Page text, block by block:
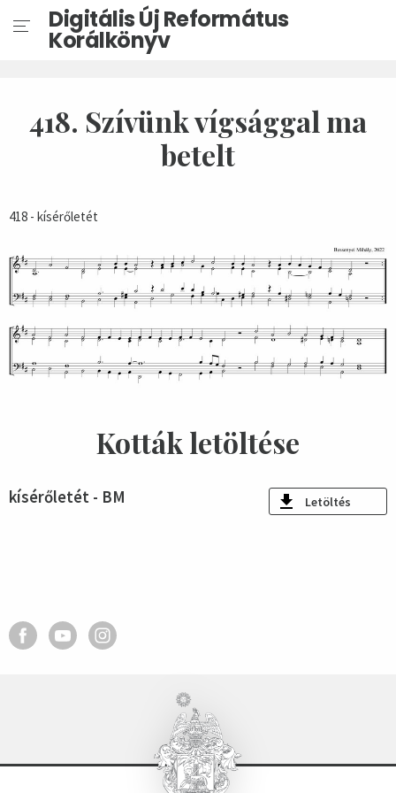
Digitális Új Református
Korálkönyv
418. Szívünk vígsággal ma
betelt
418 - kísérőletét
Kották letöltése
kísérőletét - BM Letöltés